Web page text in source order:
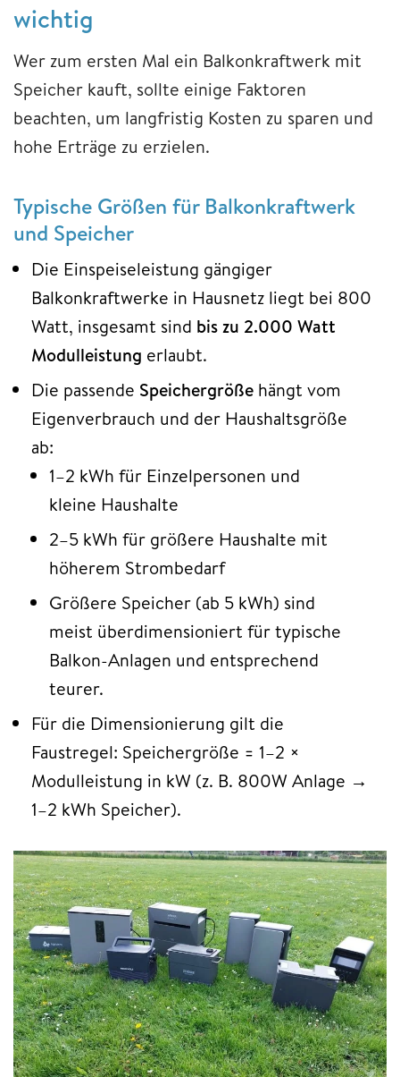
wichtig
Wer zum ersten Mal ein Balkonkraftwerk mit
Speicher kauft, sollte einige Faktoren
beachten, um langfristig Kosten zu sparen und
hohe Erträge zu erzielen.
Typische Größen für Balkonkraftwerk
und Speicher
Die Einspeiseleistung gängiger
Balkonkraftwerke in Hausnetz liegt bei 800
Watt, insgesamt sind bis zu 2.000 Watt
Modulleistung erlaubt.​
Die passende Speichergröße hängt vom
Eigenverbrauch und der Haushaltsgröße
ab:
1–2 kWh für Einzelpersonen und
kleine Haushalte
2–5 kWh für größere Haushalte mit
höherem Strombedarf
Größere Speicher (ab 5 kWh) sind
meist überdimensioniert für typische
Balkon-Anlagen und entsprechend
teurer.​
Für die Dimensionierung gilt die
Faustregel: Speichergröße = 1–2 ×
Modulleistung in kW (z. B. 800W Anlage →
1–2 kWh Speicher).​